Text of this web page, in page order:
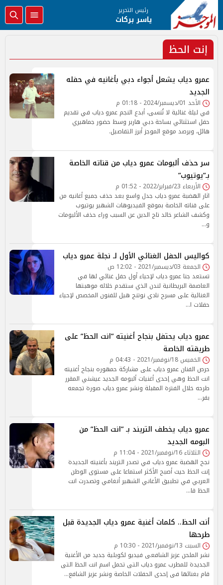
رئيس التحرير
ياسر بركات
إنت الحظ
عمرو دياب يشعل أجواء دبي بأغانيه في حفله
الجديد
الأحد 01/ديسمبر/2024 - 01:18 م
في ليلة غنائية لا تُنسى، أبدع النجم عمرو دياب في تقديم
حفل استثنائي بساحة دبي هاربر وسط حضور جماهيري
هائل، ويرصد موقع الموجز أبرز التفاصيل.
سر حذف ألبومات عمرو دياب من قناته الخاصة
بـ”يوتيوب”
الأربعاء 23/فبراير/2022 - 01:52 م
اثار الهضبة عمرو دياب جدل واسع بعد حذف جميع أغانيه من
على قناته الخاصة بموقع الفيديوهات الشهير يوتيوب
وكشف الشاعر خالد تاج الدين عن السبب وراء حذف الألبومات
و…
كواليس الحفل الغنائي الأول لـ نجلة عمرو دياب
الجمعة 03/ديسمبر/2021 - 12:02 ص
تستعد جنا عمرو دياب لإحياء أول حفل غنائي لها في
العاصمة البريطانية لندن الذي ستقدم خلاله موهبتها
الغنائية على مسرح نادي نوتنج هيل للفنون المخصص لإحياء
حفلات ا…
عمرو دياب يحتفل بنجاح أغنيته ”انت الحظ” على
طريقته الخاصة
الخميس 18/نوفمبر/2021 - 04:43 م
حرص الفنان عمرو دياب على مشاركة حمهوره بنجاح أغنيته
انت الحظ وهي إحدى أغنيات ألبومه الجديد عيشني المقرر
طرحه خلال الفترة المقبلة ونشر عمرو دياب صورة تجمعه
بفر…
عمرو دياب يخطف التريند بـ ”انت الحظ” من
البومه الجديد
الثلاثاء 16/نوفمبر/2021 - 11:04 م
نجح الهضبة عمرو دياب في تصدر التريند بأغنيته الجديدة
إنت الحظ حيث أصبح الأكثر استماعا على مستوى الوطن
العربي في تطبيق الأغاني الشهير أنغامي وتصدرت انت
الحظ قا…
أنت الحظ.. كلمات أغنية عمرو دياب الجديدة قبل
طرحها
السبت 13/نوفمبر/2021 - 10:30 م
نشر الملحن عزيز الشافعى فيديو لكوبلية جديد من الأغنية
الجديدة للمطرب عمرو دياب التى تحمل اسم انت الحظ التى
قام بغنائها فى إحدى الحفلات الخاصة ونشر عزيز الشافع…